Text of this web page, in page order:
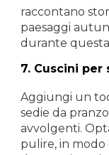
raccontano
paesaggi
durante
7. Cuscini per
Aggiungi un
sedie da
avvolgenti.
pulire, in